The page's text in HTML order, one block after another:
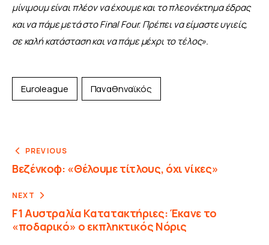
μίνιμουμ είναι πλέον να έχουμε και το πλεονέκτημα έδρας
και να πάμε μετά στο Final Four. Πρέπει να είμαστε υγιείς,
σε καλή κατάσταση και να πάμε μέχρι το τέλος».
Euroleague Παναθηναϊκός
PREVIOUS
Βεζένκοφ: «Θέλουμε τίτλους, όχι νίκες»
NEXT
F1 Αυστραλία Κατατακτήριες: Έκανε το
«ποδαρικό» ο εκπληκτικός Νόρις